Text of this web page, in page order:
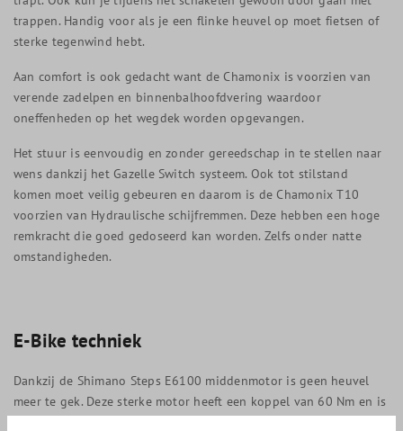
trappen. Handig voor als je een flinke heuvel op moet fietsen of
sterke tegenwind hebt.
Aan comfort is ook gedacht want de Chamonix is voorzien van
verende zadelpen en binnenbalhoofdvering waardoor
oneffenheden op het wegdek worden opgevangen.
Het stuur is eenvoudig en zonder gereedschap in te stellen naar
wens dankzij het Gazelle Switch systeem. Ook tot stilstand
komen moet veilig gebeuren en daarom is de Chamonix T10
voorzien van Hydraulische schijfremmen. Deze hebben een hoge
remkracht die goed gedoseerd kan worden. Zelfs onder natte
omstandigheden.
E-Bike techniek
Dankzij de Shimano Steps E6100 middenmotor is geen heuvel
meer te gek. Deze sterke motor heeft een koppel van 60 Nm en is
bovendien erg compact en licht (2,88 Kg)